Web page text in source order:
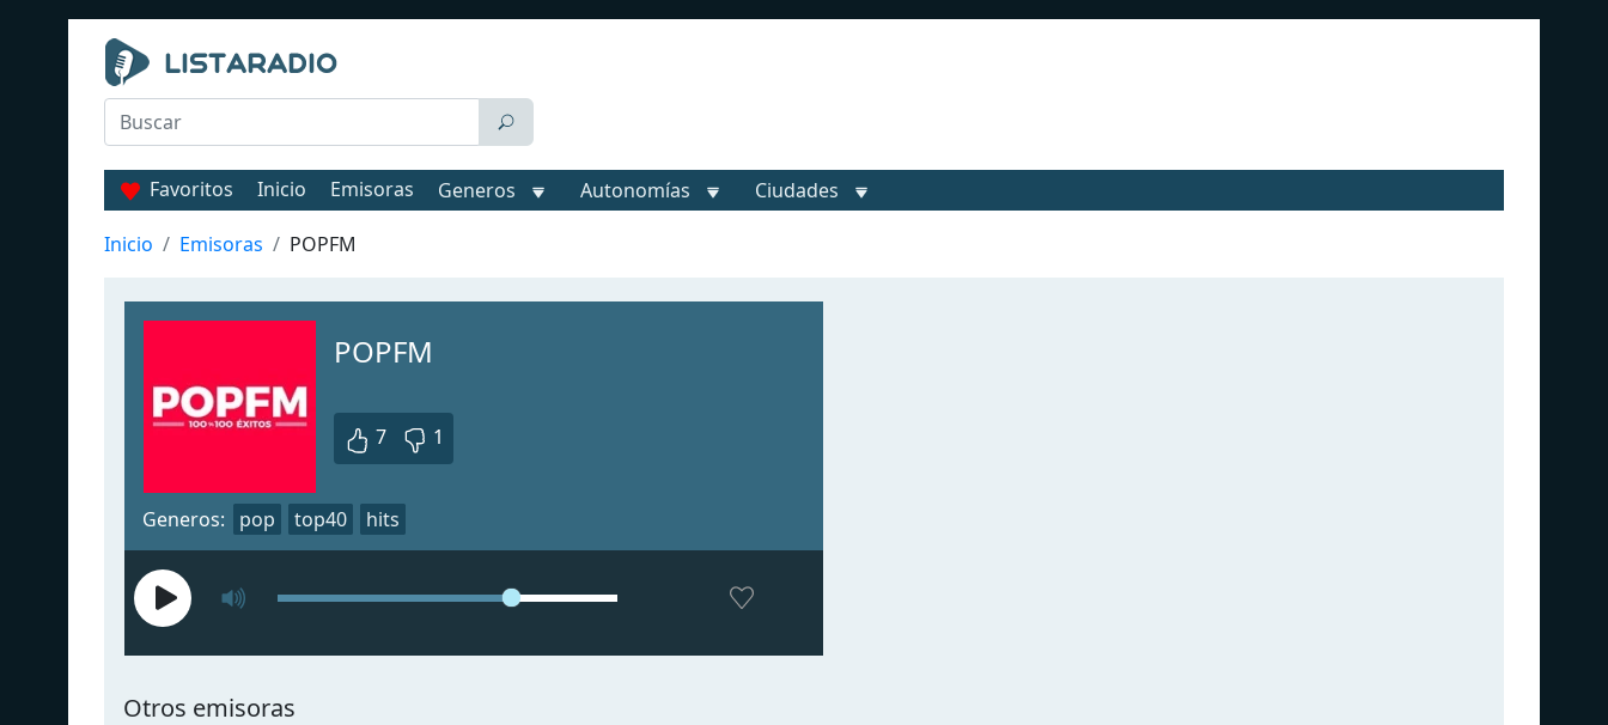
Favoritos Inicio Emisoras Generos Autonomías Ciudades
Inicio Emisoras POPFM
POPFM
7 1
Generos: pop top40 hits
Otros emisoras